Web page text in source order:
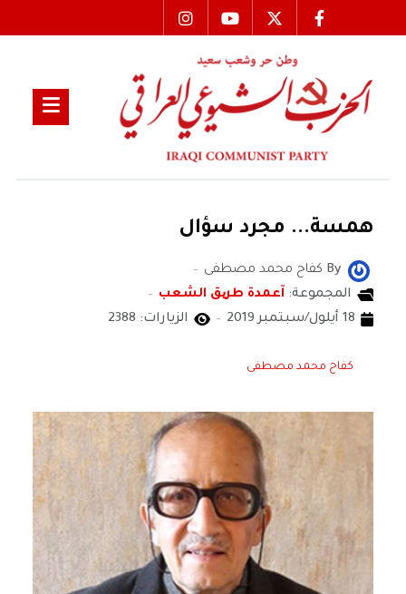
همسة... مجرد سؤال
By كفاح محمد مصطفى
المجموعة: آعمدة طریق الشعب
18 أيلول/سبتمبر 2019
الزيارات: 2388
كفاح محمد مصطفى